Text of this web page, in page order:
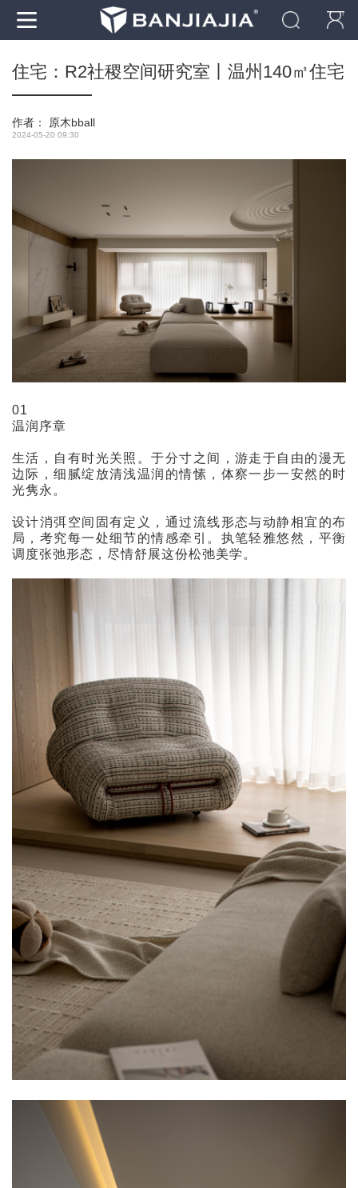
住宅：R2社稷空间研究室丨温州140㎡住宅
作者： 原木bball
2024-05-20 09:30
01
温润序章
生活，自有时光关照。于分寸之间，游走于自由的漫无
边际，细腻绽放清浅温润的情愫，体察一步一安然的时
光隽永。
设计消弭空间固有定义，通过流线形态与动静相宜的布
局，考究每一处细节的情感牵引。执笔轻雅悠然，平衡
调度张弛形态，尽情舒展这份松弛美学。